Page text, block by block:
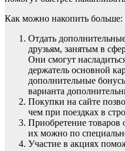
Как можно накопить больше:
Отдать
друзьям, занятым в
Они смогут
держатель основной
дополнительные
варианта
Покупки на сайте
чем при поездках в
Приобретение товаров
их можно по
Участие в акциях